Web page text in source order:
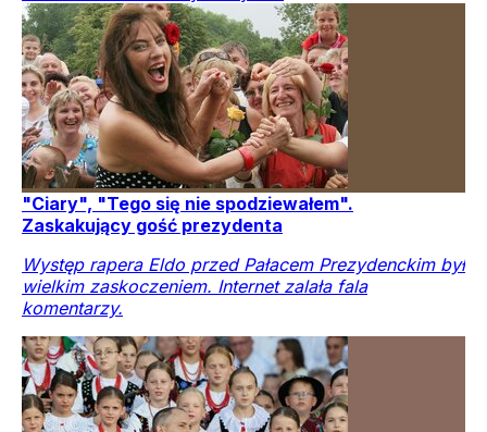
"Ciary", "Tego się nie spodziewałem".
Zaskakujący gość prezydenta
Występ rapera Eldo przed Pałacem Prezydenckim był
wielkim zaskoczeniem. Internet zalała fala
komentarzy.